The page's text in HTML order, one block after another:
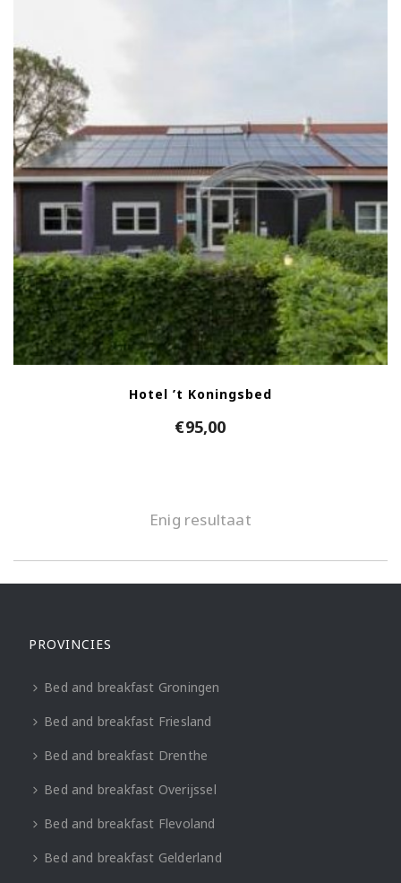
Hotel ’t Koningsbed
€95,00
Enig resultaat
PROVINCIES
Bed and breakfast Groningen
Bed and breakfast Friesland
Bed and breakfast Drenthe
Bed and breakfast Overijssel
Bed and breakfast Flevoland
Bed and breakfast Gelderland